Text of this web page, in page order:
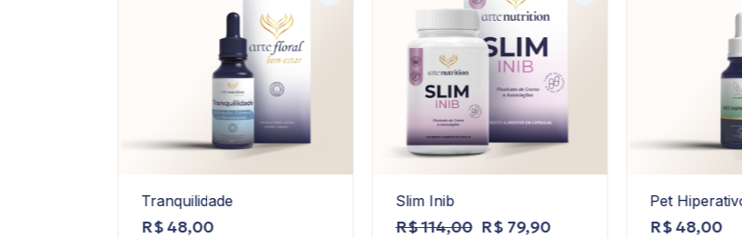
Tranquilidade
R$48,00
Slim Inib
R$114,00 R$79,90
Pet Hiperativo
R$48,00